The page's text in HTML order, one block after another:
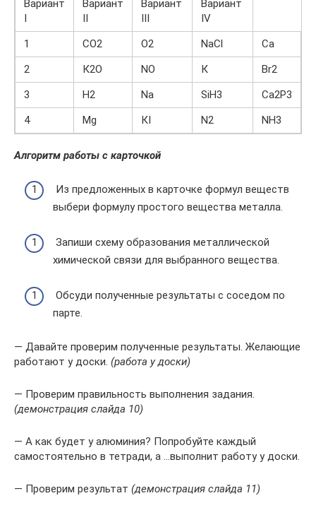
Вариант
I
Вариант
II
Вариант
III
Вариант
IV
1
CO2 O2 NaCl
Са
2
К2О NO К
Br2
3
H2 Na SiН3
Са2Р3
4
Mg КI N2 NH3
Алгоритм работы с карточкой
Из предложенных в карточке формул веществ
выбери формулу простого вещества металла.
Запиши схему образования металлической
химической связи для выбранного вещества.
Обсуди полученные результаты с соседом по
парте.
— Давайте проверим полученные результаты. Желающие
работают у доски. (работа у доски)
— Проверим правильность выполнения задания.
(демонстрация слайда 10)
— А как будет у алюминия? Попробуйте каждый
самостоятельно в тетради, а …выполнит работу у доски.
— Проверим результат (демонстрация слайда 11)